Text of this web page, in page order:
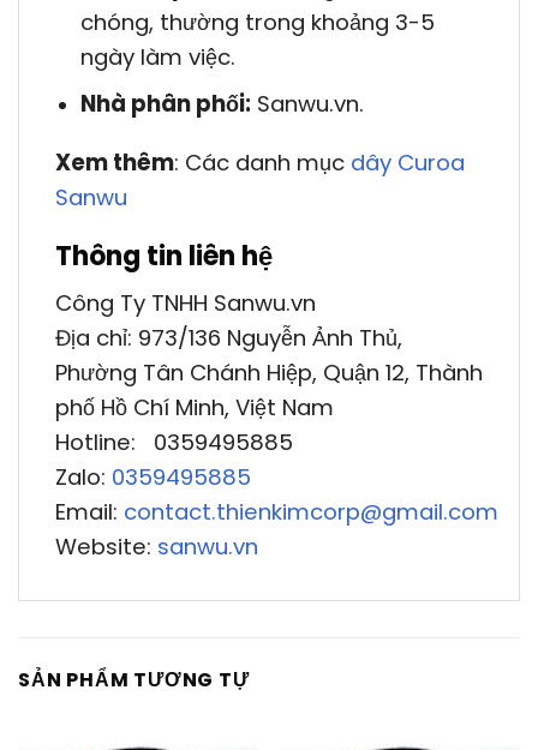
chóng, thường trong khoảng 3-5
ngày làm việc.
Nhà phân phối:Sanwu.vn.
Xem thêm: Các danh mục dây Curoa
Sanwu
Thông tin liên hệ
Công Ty TNHH Sanwu.vn
Địa chỉ: 973/136 Nguyễn Ảnh Thủ,
Phường Tân Chánh Hiệp, Quận 12, Thành
phố Hồ Chí Minh, Việt Nam
Hotline: 0359495885
Zalo: 0359495885
Email: contact.thienkimcorp@gmail.com
Website: sanwu.vn
SẢN PHẨM TƯƠNG TỰ